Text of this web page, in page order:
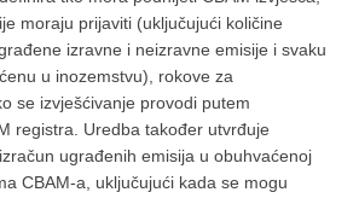
moraju prijaviti (uključujući količine
izravne i neizravne emisije i svaku
u inozemstvu), rokove za
se izvješćivanje provodi putem
registra. Uredba također utvrđuje
ugrađenih emisija u obuhvaćenoj
CBAM-a, uključujući kada se mogu